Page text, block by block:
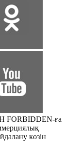
FORBIDDEN-ға
көзін